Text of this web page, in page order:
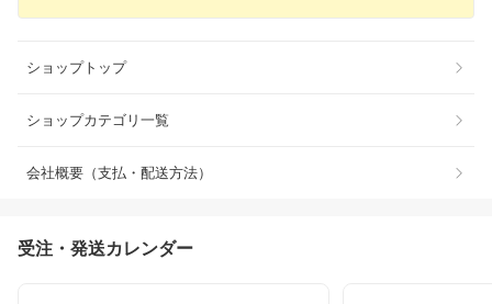
ショップトップ
ショップカテゴリ一覧
会社概要（支払・配送方法）
受注・発送カレンダー